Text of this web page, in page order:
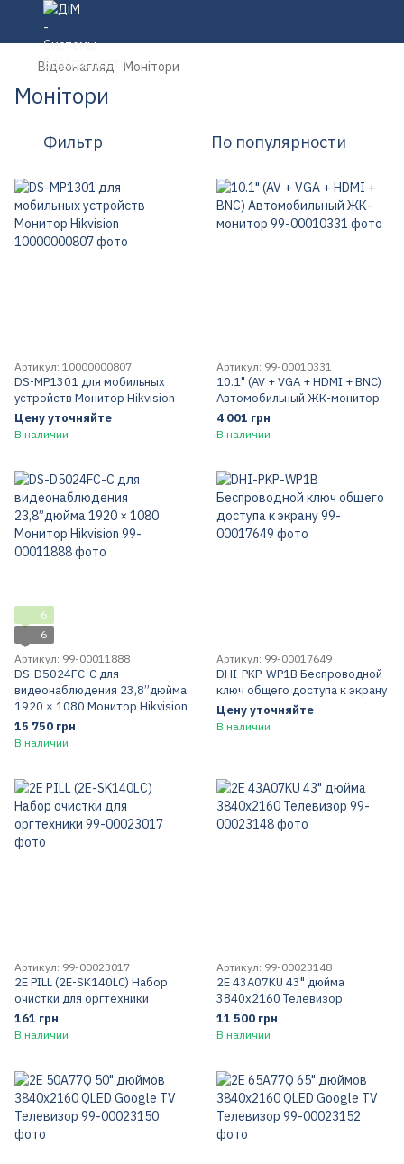
Відеонагляд Монітори
Монітори
Фильтр По популярности
Артикул: 10000000807
DS-MP1301 для мобильных
устройств Монитор Hikvision
Цену уточняйте
В наличии
Артикул: 99-00010331
10.1" (AV + VGA + HDMI + BNC)
Автомобильный ЖК-монитор
4 001 грн
В наличии
6
6
Артикул: 99-00011888
DS-D5024FC-C для
видеонаблюдения 23,8”дюйма
1920 × 1080 Монитор Hikvision
15 750 грн
В наличии
Артикул: 99-00017649
DHI-PKP-WP1B Беспроводной
ключ общего доступа к экрану
Цену уточняйте
В наличии
Артикул: 99-00023017
2E PILL (2E-SK140LC) Набор
очистки для оргтехники
161 грн
В наличии
Артикул: 99-00023148
2E 43A07KU 43" дюйма
3840x2160 Телевизор
11 500 грн
В наличии